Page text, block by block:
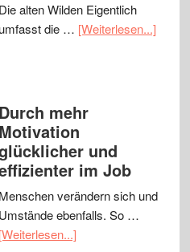
Die alten Wilden Eigentlich
umfasst die … [Weiterlesen...]
Durch mehr
Motivation
und
im Job
Menschen verändern sich und
Umstände ebenfalls. So …
[Weiterlesen...]